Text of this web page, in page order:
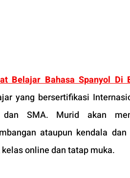
Belajar Bahasa Spanyol Di
yang bersertifikasi
SMA. Murid akan
ataupun kendala
kelas online dan tatap muka.